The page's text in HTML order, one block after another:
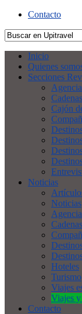
Contacto
Inicio
Quienes
Secciones
Cajón
Noticias
Noticias
Hoteles
Turismo
Viajes
Viajes
Contacto